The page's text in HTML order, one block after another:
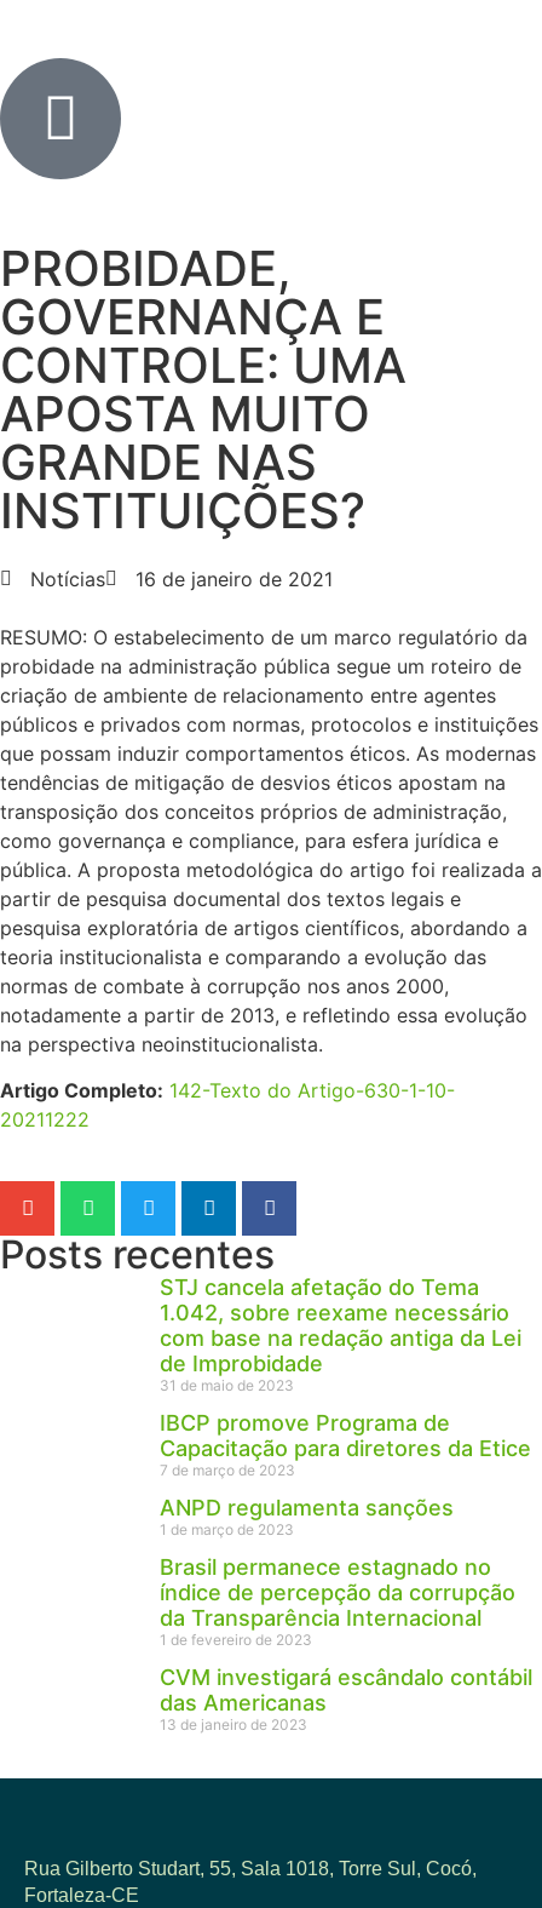
PROBIDADE,
GOVERNANÇA E
CONTROLE: UMA
APOSTA MUITO
GRANDE NAS
INSTITUIÇÕES?
Notícias 16 de janeiro de 2021
RESUMO: O estabelecimento de um marco regulatório da
probidade na administração pública segue um roteiro de
criação de ambiente de relacionamento entre agentes
públicos e privados com normas, protocolos e instituições
que possam induzir comportamentos éticos. As modernas
tendências de mitigação de desvios éticos apostam na
transposição dos conceitos próprios de administração,
como governança e compliance, para esfera jurídica e
pública. A proposta metodológica do artigo foi realizada a
partir de pesquisa documental dos textos legais e
pesquisa exploratória de artigos científicos, abordando a
teoria institucionalista e comparando a evolução das
normas de combate à corrupção nos anos 2000,
notadamente a partir de 2013, e refletindo essa evolução
na perspectiva neoinstitucionalista.
Artigo Completo: 142-Texto do Artigo-630-1-10-
20211222
Posts recentes
STJ cancela afetação do Tema
1.042, sobre reexame necessário
com base na redação antiga da Lei
de Improbidade
31 de maio de 2023
IBCP promove Programa de
Capacitação para diretores da Etice
7 de março de 2023
ANPD regulamenta sanções
1 de março de 2023
Brasil permanece estagnado no
índice de percepção da corrupção
da Transparência Internacional
1 de fevereiro de 2023
CVM investigará escândalo contábil
das Americanas
13 de janeiro de 2023
Rua Gilberto Studart, 55, Sala 1018, Torre Sul, Cocó,
Fortaleza-CE